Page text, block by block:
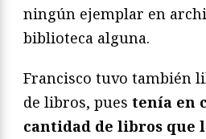
ningún ejemplar en
biblioteca alguna.
Francisco tuvo también
de libros, pues tenía en
cantidad de libros que